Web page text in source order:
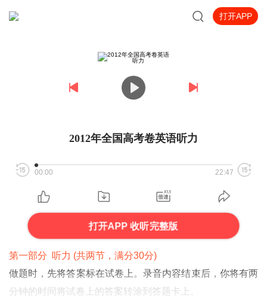
打开APP
2012年全国高考卷英语听力
00:00 22:47
打开APP 收听完整版
第一部分 听力 (共两节，满分30分)
做题时，先将答案标在试卷上。录音内容结束后，你将有两
分钟的时间将试卷上的答案转涂到答题卡上。